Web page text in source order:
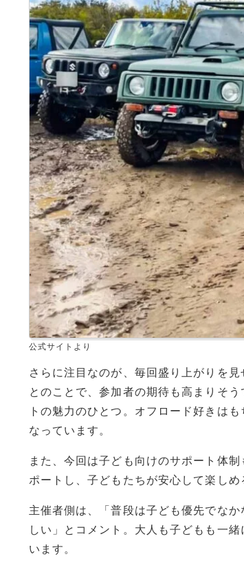
公式サイトより
さらに注目なのが、毎回盛り上がりを
とのことで、参加者の期待も高まりそ
トの魅力のひとつ。オフロード好きは
なっています。
また、今回は子ども向けのサポート体
ポートし、子どもたちが安心して楽しめ
主催者側は、「普段は子ども優先でな
しい」とコメント。大人も子どもも一
います。